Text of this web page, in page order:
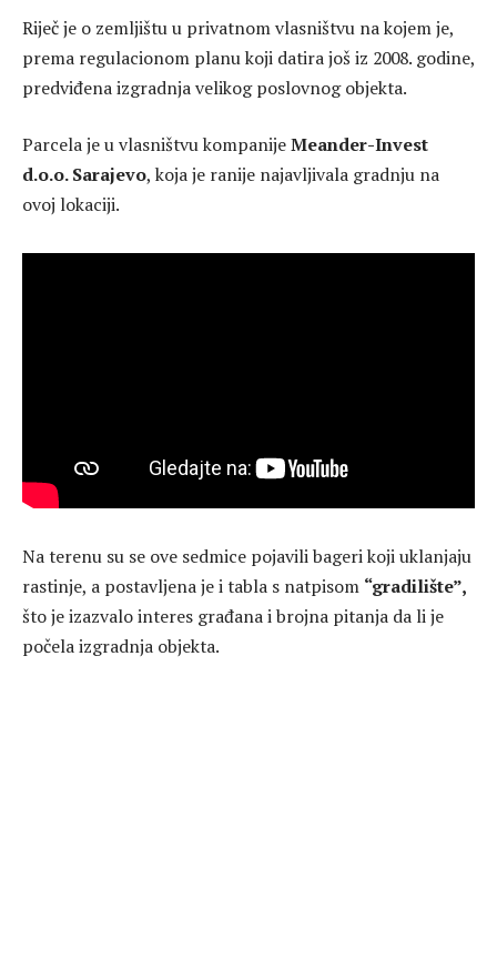
Riječ je o zemljištu u privatnom vlasništvu na kojem je,
prema regulacionom planu koji datira još iz 2008. godine,
predviđena izgradnja velikog poslovnog objekta.
Parcela je u vlasništvu kompanijeMeander-Invest
d.o.o. Sarajevo, koja je ranije najavljivala gradnju na
ovoj lokaciji.
Na terenu su se ove sedmice pojavili bageri koji uklanjaju
rastinje, a postavljena je i tabla s natpisom “gradilište”,
što je izazvalo interes građana i brojna pitanja da li je
počela izgradnja objekta.